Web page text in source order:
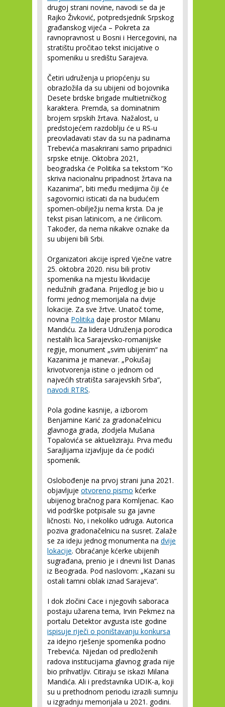
drugoj strani novine, navodi se da je
Rajko Živković, potpredsjednik Srpskog
građanskog vijeća – Pokreta za
ravnopravnost u Bosni i Hercegovini, na
stratištu pročitao tekst inicijative o
spomeniku u središtu Sarajeva.
Četiri udruženja u priopćenju su
obrazložila da su ubijeni od bojovnika
Desete brdske brigade multietničkog
karaktera. Premda, sa dominatnim
brojem srpskih žrtava. Nažalost, u
predstojećem razdoblju će u RS-u
preovladavati stav da su na padinama
Trebevića masakrirani samo pripadnici
srpske etnije. Oktobra 2021,
beogradska će Politika sa tekstom “Ko
skriva nacionalnu pripadnost žrtava na
Kazanima”, biti među medijima čiji će
sagovornici isticati da na budućem
spomen-obilježju nema krsta. Da je
tekst pisan latinicom, a ne ćirilicom.
Također, da nema nikakve oznake da
su ubijeni bili Srbi.
Organizatori akcije ispred Vječne vatre
25. oktobra 2020. nisu bili protiv
spomenika na mjestu likvidacije
nedužnih građana. Prijedlog je bio u
formi jednog memorijala na dvije
lokacije. Za sve žrtve. Unatoč tome,
novina Politika daje prostor Milanu
Mandiću. Za lidera Udruženja porodica
nestalih lica Sarajevsko-romanijske
regije, monument „svim ubijenim“ na
Kazanima je manevar. „Pokušaj
krivotvorenja istine o jednom od
najvećih stratišta sarajevskih Srba“,
navodi RTRS.
Pola godine kasnije, a izborom
Benjamine Karić za gradonačelnicu
glavnoga grada, zlodjela Mušana
Topalovića se aktueliziraju. Prva među
Sarajlijama izjavljuje da će podići
spomenik.
Oslobođenje na prvoj strani juna 2021.
objavljuje otvoreno pismo kćerke
ubijenog bračnog para Komljenac. Kao
vid podrške potpisale su ga javne
ličnosti. No, i nekoliko udruga. Autorica
poziva gradonačelnicu na susret. Zalaže
se za ideju jednog monumenta na dvije
lokacije. Obraćanje kćerke ubijenih
sugrađana, prenio je i dnevni list Danas
iz Beograda. Pod naslovom: „Kazani su
ostali tamni oblak iznad Sarajeva“.
I dok zločini Cace i njegovih saboraca
postaju užarena tema, Irvin Pekmez na
portalu Detektor avgusta iste godine
ispisuje riječi o poništavanju konkursa
za idejno rješenje spomenika podno
Trebevića. Nijedan od predloženih
radova institucijama glavnog grada nije
bio prihvatljiv. Citiraju se iskazi Milana
Mandića. Ali i predstavnika UDIK-a, koji
su u prethodnom periodu izrazili sumnju
u izgradnju memorijala u 2021. godini.